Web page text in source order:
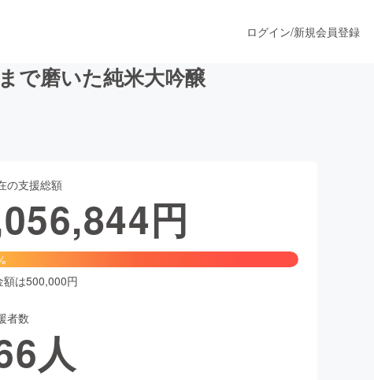
ファッション
ケア
ログイン/新規会員登録
で磨いた純米大吟醸
の支援総額
円
額は500,000円
者数
人